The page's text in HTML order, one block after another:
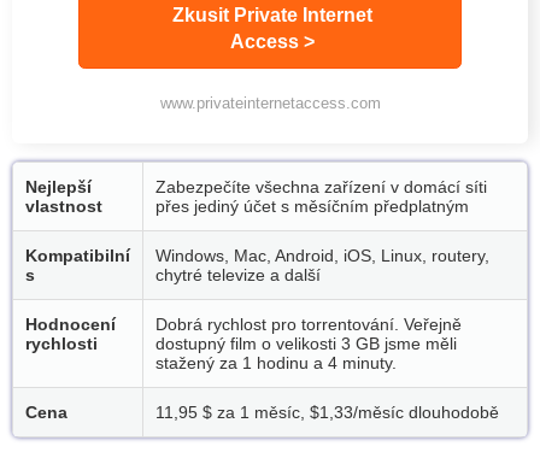
Zkusit Private Internet
Access >
www.privateinternetaccess.com
Nejlepší
vlastnost
Zabezpečíte všechna zařízení v domácí síti
přes jediný účet s měsíčním předplatným
Kompatibilní
s
Windows, Mac, Android, iOS, Linux, routery,
chytré televize a další
Hodnocení
rychlosti
Dobrá rychlost pro torrentování. Veřejně
dostupný film o velikosti 3 GB jsme měli
stažený za 1 hodinu a 4 minuty.
Cena 11,95 $ za 1 měsíc, $1,33/měsíc dlouhodobě